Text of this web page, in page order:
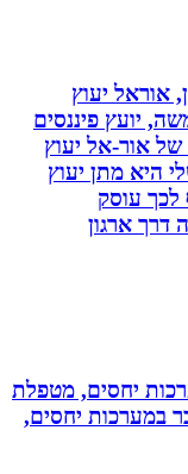
יעוץ
פיננסים
אל יעוץ
מתן יעוץ
יחסים, מטפלת
יחסים,